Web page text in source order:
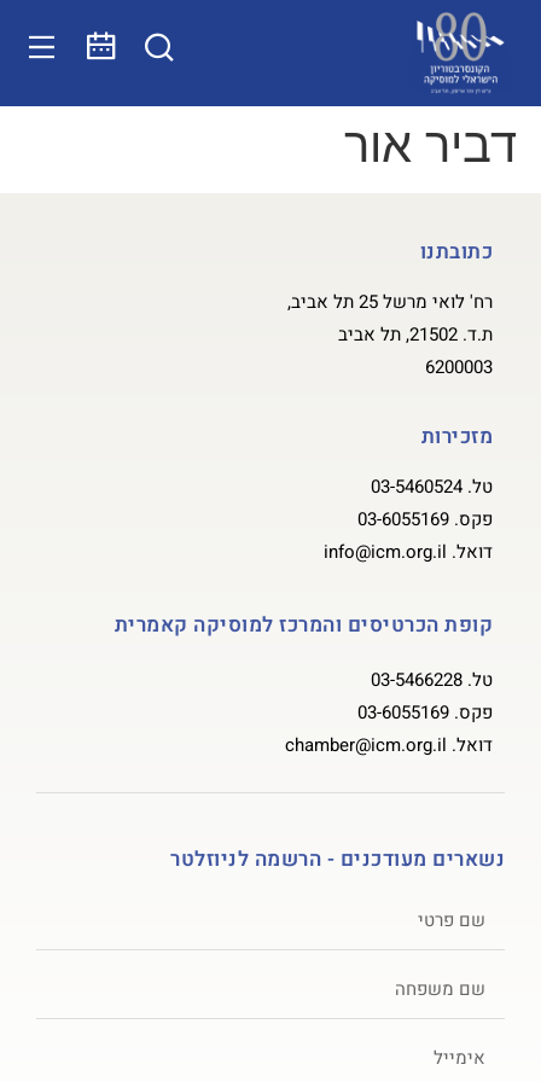
דביר אור
כתובתנו
רח' לואי מרשל 25 תל אביב,
ת.ד. 21502, תל אביב
6200003
מזכירות
טל. 03-5460524
פקס. 03-6055169
דואל. info@icm.org.il
קופת הכרטיסים והמרכז למוסיקה קאמרית
טל. 03-5466228
פקס. 03-6055169
דואל. chamber@icm.org.il
נשארים מעודכנים - הרשמה לניוזלטר